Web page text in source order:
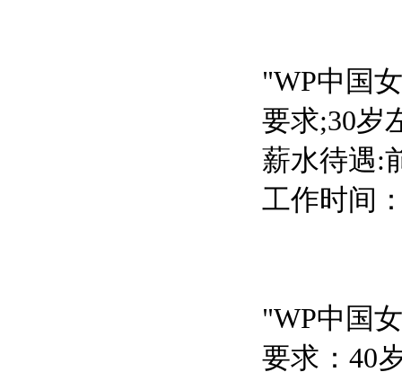
"WP中国
要求;30岁
薪水待遇:
工作时间
"WP中国
要求：40